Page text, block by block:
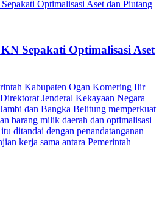
Sepakati Optimalisasi Aset
Kabupaten Ogan Komering Ilir
Jenderal Kekayaan Negara
dan Bangka Belitung memperkuat
barang milik daerah dan optimalisasi
ditandai dengan penandatanganan
kerja sama antara Pemerintah